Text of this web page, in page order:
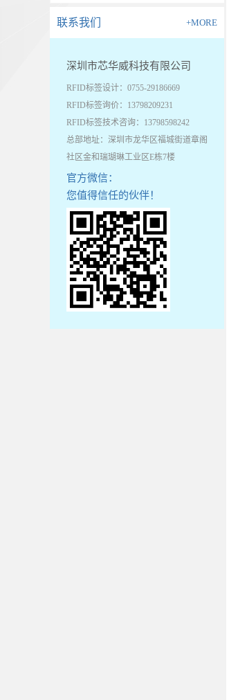
联系我们 +MORE
深圳市芯华威科技有限公司
RFID标签设计：0755-29186669
RFID标签询价：13798209231
RFID标签技术咨询：13798598242
总部地址：深圳市龙华区福城街道章阁
社区金和瑞瑚琳工业区E栋7楼
官方微信：
您值得信任的伙伴！